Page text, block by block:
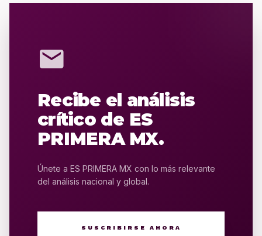
mail
Recibe el análisis
crítico de ES
PRIMERA MX.
Únete a ES PRIMERA MX con lo más relevante
del análisis nacional y global.
SUSCRIBIRSE AHORA